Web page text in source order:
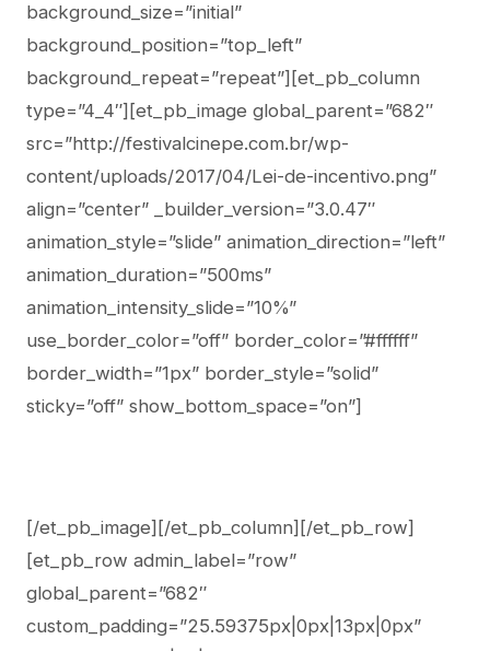
background_size=”initial”
background_position=”top_left”
background_repeat=”repeat”][et_pb_column
type=”4_4″][et_pb_image global_parent=”682″
src=”http://festivalcinepe.com.br/wp-
content/uploads/2017/04/Lei-de-incentivo.png”
align=”center” _builder_version=”3.0.47″
animation_style=”slide” animation_direction=”left”
animation_duration=”500ms”
animation_intensity_slide=”10%”
use_border_color=”off” border_color=”#ffffff”
border_width=”1px” border_style=”solid”
sticky=”off” show_bottom_space=”on”]
[/et_pb_image][/et_pb_column][/et_pb_row]
[et_pb_row admin_label=”row”
global_parent=”682″
custom_padding=”25.59375px|0px|13px|0px”